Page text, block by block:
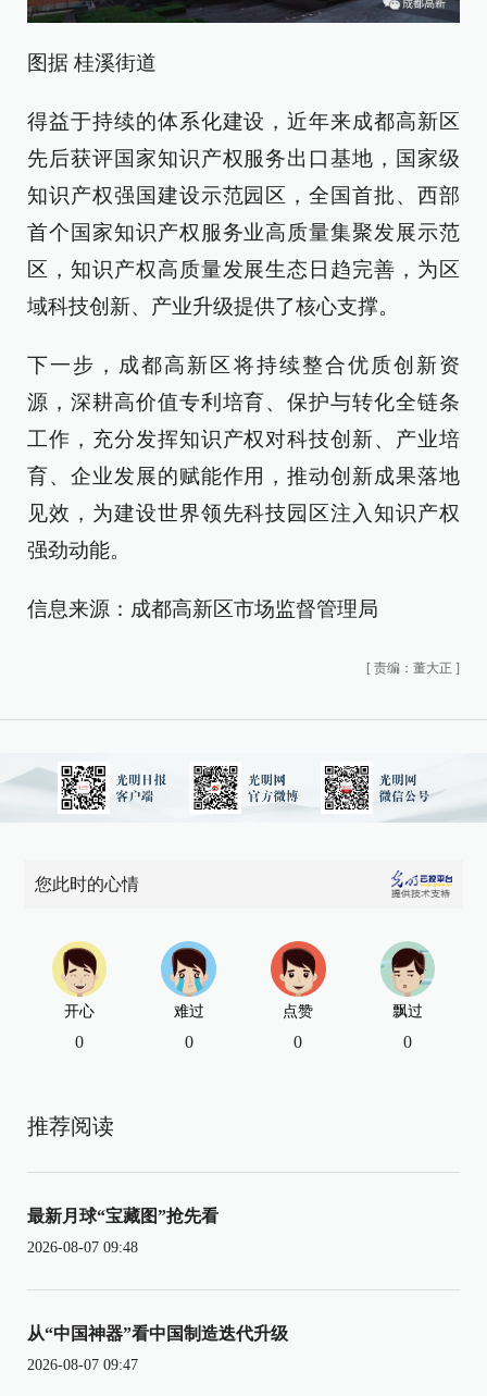
图据 桂溪街道
得益于持续的体系化建设，近年来成都高新区
先后获评国家知识产权服务出口基地，国家级
知识产权强国建设示范园区，全国首批、西部
首个国家知识产权服务业高质量集聚发展示范
区，知识产权高质量发展生态日趋完善，为区
域科技创新、产业升级提供了核心支撑。
下一步，成都高新区将持续整合优质创新资
源，深耕高价值专利培育、保护与转化全链条
工作，充分发挥知识产权对科技创新、产业培
育、企业发展的赋能作用，推动创新成果落地
见效，为建设世界领先科技园区注入知识产权
强劲动能。
信息来源：成都高新区市场监督管理局
[ 责编：董大正 ]
您此时的心情
开心
0
难过
0
点赞
0
飘过
0
推荐阅读
最新月球“宝藏图”抢先看
2026-08-07 09:48
从“中国神器”看中国制造迭代升级
2026-08-07 09:47